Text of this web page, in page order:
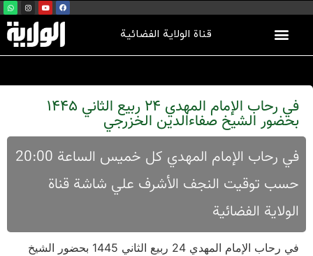
قناة الولاية الفضائية
في رحاب الإمام المهدي 24 ربيع الثاني 1445
بحضور الشيخ صفاءالدين الخزرجي
في رحاب الإمام المهدي كل خميس الساعة 20:00
حسب توقيت النجف الأشرف علي شاشة قناة
الولاية الفضائية
في رحاب الإمام المهدي 24 ربيع الثاني 1445 بحضور الشيخ